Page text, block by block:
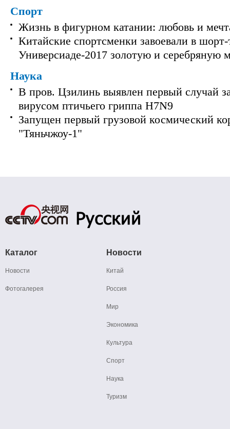
Спорт
Жизнь в фигурном катании: любовь и
Китайские спортсменки завоевали в шорт-
Универсиаде-2017 золотую и серебряную
Наука
В пров. Цзилинь выявлен первый случай
вирусом птичьего гриппа H7N9
Запущен первый грузовой космический
"Тяньчжоу-1"
Каталог
Новости
Фотогалерея
Новости
Китай
Россия
Мир
Экономика
Культура
Спорт
Наука
Туризм